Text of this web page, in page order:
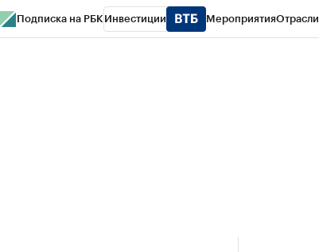
Подписка на РБК Инвестиции МероприятияОтрасли